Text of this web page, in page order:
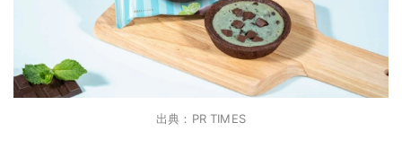
出典：PR TIMES